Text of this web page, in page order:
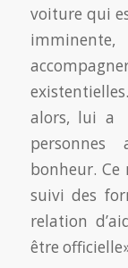
voiture qui
alors, lui a
personnes
bonheur. Ce
suivi des
relation
être